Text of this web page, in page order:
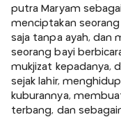
putra Maryam
menciptakan
saja tanpa ayah, dan
seorang bayi
mukjizat kepadanya,
sejak lahir,
kuburannya,
terbang, dan